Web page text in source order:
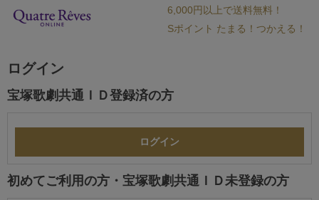
6,000円以上で送料無料！
Sポイント たまる！つかえる！
ログイン
宝塚歌劇共通ＩＤ登録済の方
初めてご利用の方・宝塚歌劇共通ＩＤ未登録の方